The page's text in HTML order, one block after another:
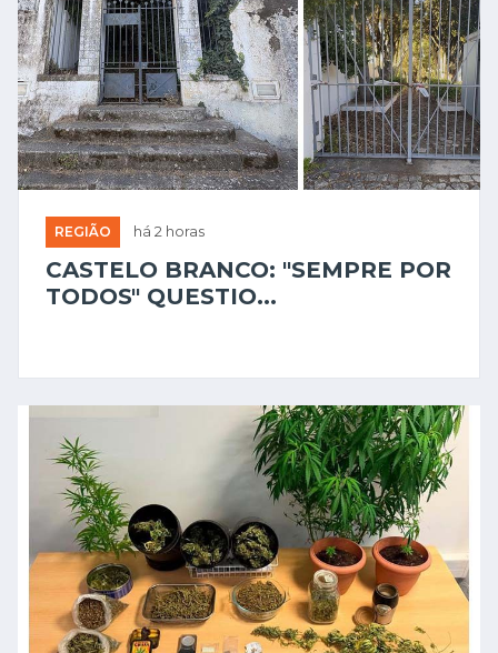
REGIÃO há 2 horas
CASTELO BRANCO: "SEMPRE POR
TODOS" QUESTIO...